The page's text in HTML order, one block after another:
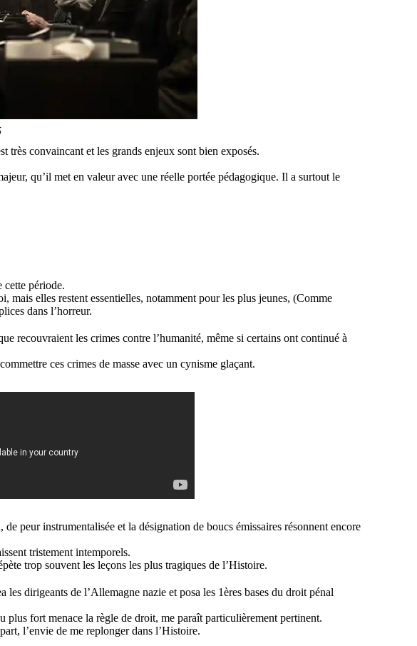
très convaincant et les grands enjeux sont bien exposés.
qu’il met en valeur avec une réelle portée pédagogique. Il a surtout le
cette période.
mais elles restent essentielles, notamment pour les plus jeunes, (Comme
dans l’horreur.
recouvraient les crimes contre l’humanité, même si certains ont continué à
ces crimes de masse avec un cynisme glaçant.
peur instrumentalisée et la désignation de boucs émissaires résonnent encore
tristement intemporels.
trop souvent les leçons les plus tragiques de l’Histoire.
dirigeants de l’Allemagne nazie et posa les 1ères bases du droit pénal
fort menace la règle de droit, me paraît particulièrement pertinent.
l’envie de me replonger dans l’Histoire.